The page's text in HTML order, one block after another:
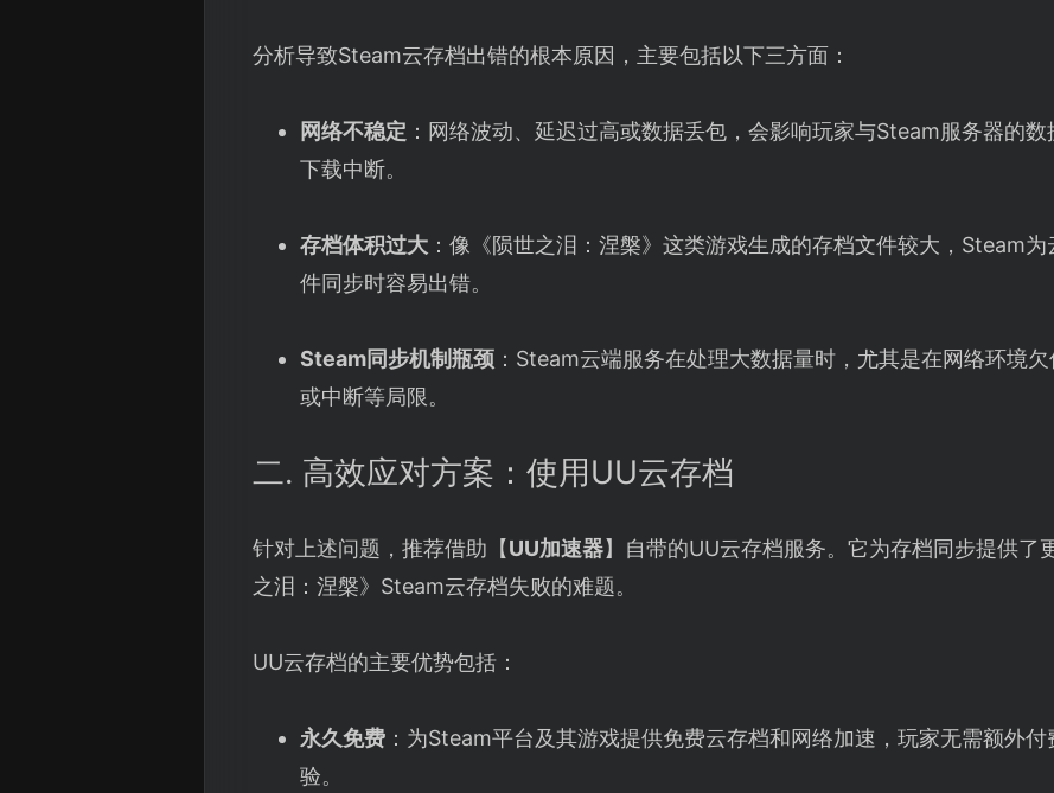
分析导致Steam云存档出错的根本原因，主要包括以下三方面：
网络不稳定 ：网络波动、延迟过高或数据丢包，会影响玩家与Steam服务器的
下载中断。
存档体积过大：像《陨世之泪：涅槃》这类游戏生成的存档文件较大，Steam
件同步时容易出错。
Steam同步机制瓶颈：Steam云端服务在处理大数据量时，尤其是在网络环境
或中断等局限。
二. 高效应对方案：使用UU云存档
针对上述问题，推荐借助【UU加速器】自带的UU云存档服务。它为存档同步提供了
之泪：涅槃》Steam云存档失败的难题。
UU云存档的主要优势包括：
永久免费：为Steam平台及其游戏提供免费云存档和网络加速，玩家无需额外
验。